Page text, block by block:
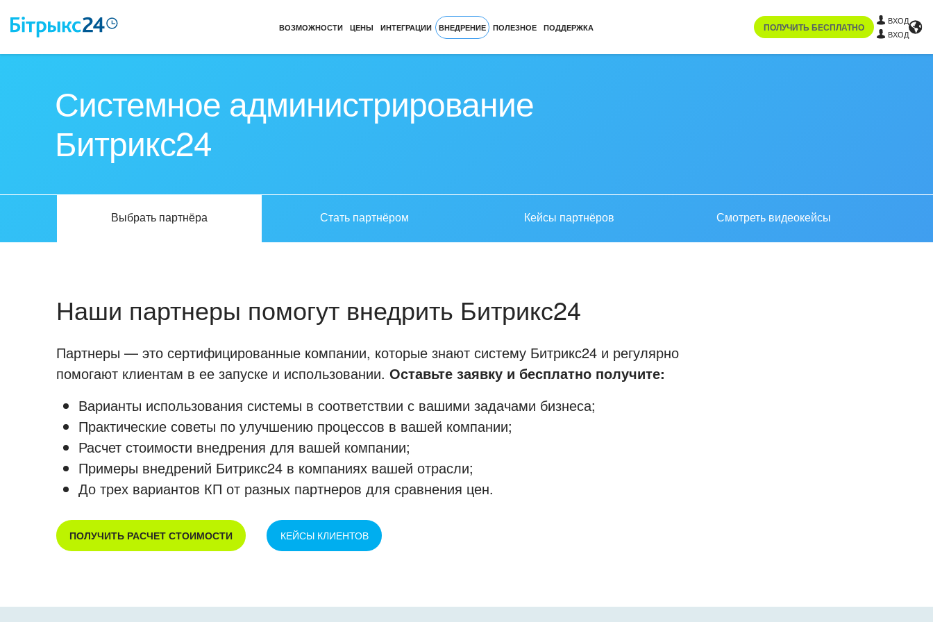
ВОЗМОЖНОСТИ ЦЕНЫ ИНТЕГРАЦИИ ВНЕДРЕНИЕ ПОЛЕЗНОЕ ПОДДЕРЖКА ПОЛУЧИТЬ БЕСПЛАТНО
ВХОД
ВХОД
Системное администрирование
Битрикс24
Выбрать партнёра Стать партнёром Кейсы партнёров Смотреть видеокейсы
Наши партнеры помогут внедрить Битрикс24
Партнеры — это сертифицированные компании, которые знают систему Битрикс24 и регулярно
помогают клиентам в ее запуске и использовании. Оставьте заявку и бесплатно получите:
Варианты использования системы в соответствии с вашими задачами бизнеса;
Практические советы по улучшению процессов в вашей компании;
Расчет стоимости внедрения для вашей компании;
Примеры внедрений Битрикс24 в компаниях вашей отрасли;
До трех вариантов КП от разных партнеров для сравнения цен.
ПОЛУЧИТЬ РАСЧЕТ СТОИМОСТИ КЕЙСЫ КЛИЕНТОВ